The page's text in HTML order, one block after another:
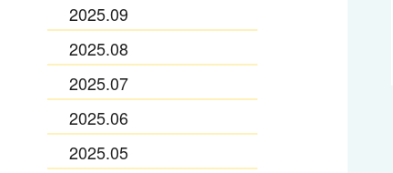
2025.09
2025.08
2025.07
2025.06
2025.05